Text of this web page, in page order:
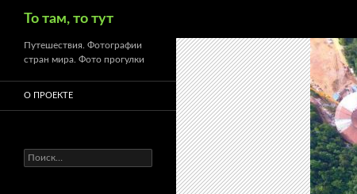
То там, то тут
Путешествия. Фотографии
стран мира. Фото прогулки
О ПРОЕКТЕ
Найти: